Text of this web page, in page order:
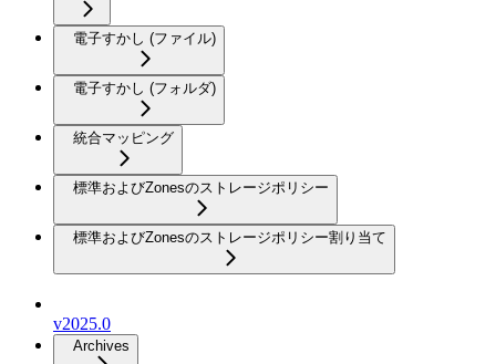
電子すかし (ファイル)
電子すかし (フォルダ)
統合マッピング
標準およびZonesのストレージポリシー
標準およびZonesのストレージポリシー割り当て
v2025.0
Archives